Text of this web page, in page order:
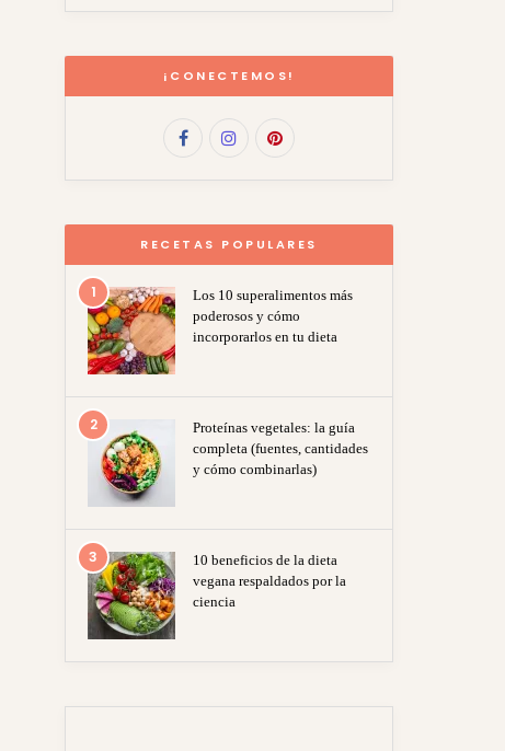
¡CONECTEMOS!
RECETAS POPULARES
1
Los 10 superalimentos más
poderosos y cómo
incorporarlos en tu dieta
2
Proteínas vegetales: la guía
completa (fuentes, cantidades
y cómo combinarlas)
3
10 beneficios de la dieta
vegana respaldados por la
ciencia